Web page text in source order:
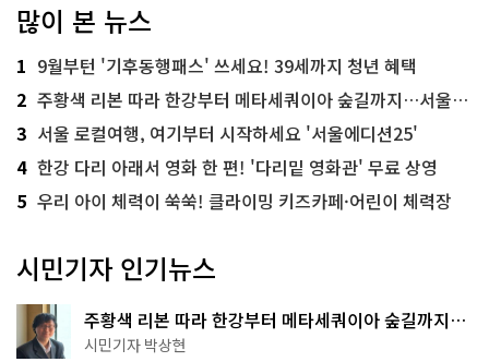
많이 본 뉴스
1 9월부턴 '기후동행패스' 쓰세요! 39세까지 청년 혜택
2 주황색 리본 따라 한강부터 메타세쿼이아 숲길까지…서울둘레길 15코스
3 서울 로컬여행, 여기부터 시작하세요 '서울에디션25'
4 한강 다리 아래서 영화 한 편! '다리밑 영화관' 무료 상영
5 우리 아이 체력이 쑥쑥! 클라이밍 키즈카페·어린이 체력장
시민기자 인기뉴스
주황색 리본 따라 한강부터 메타세쿼이아 숲길까지…
서울둘레길 15코스
시민기자 박상현